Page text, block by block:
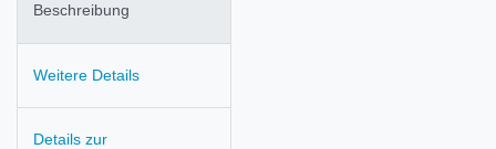
Beschreibung
Weitere Details
Details zur